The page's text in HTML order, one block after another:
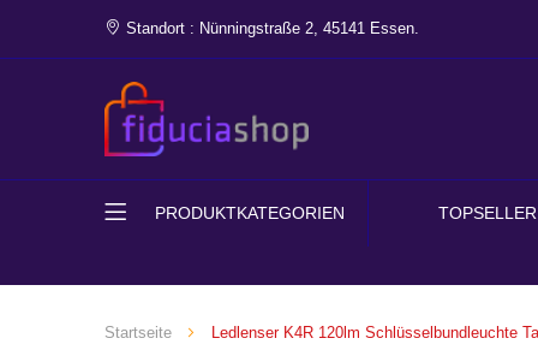
Standort : Nünningstraße 2, 45141 Essen.
PRODUKTKATEGORIEN TOPSELLER
Startseite Ledlenser K4R 120lm Schlüsselbundleuchte